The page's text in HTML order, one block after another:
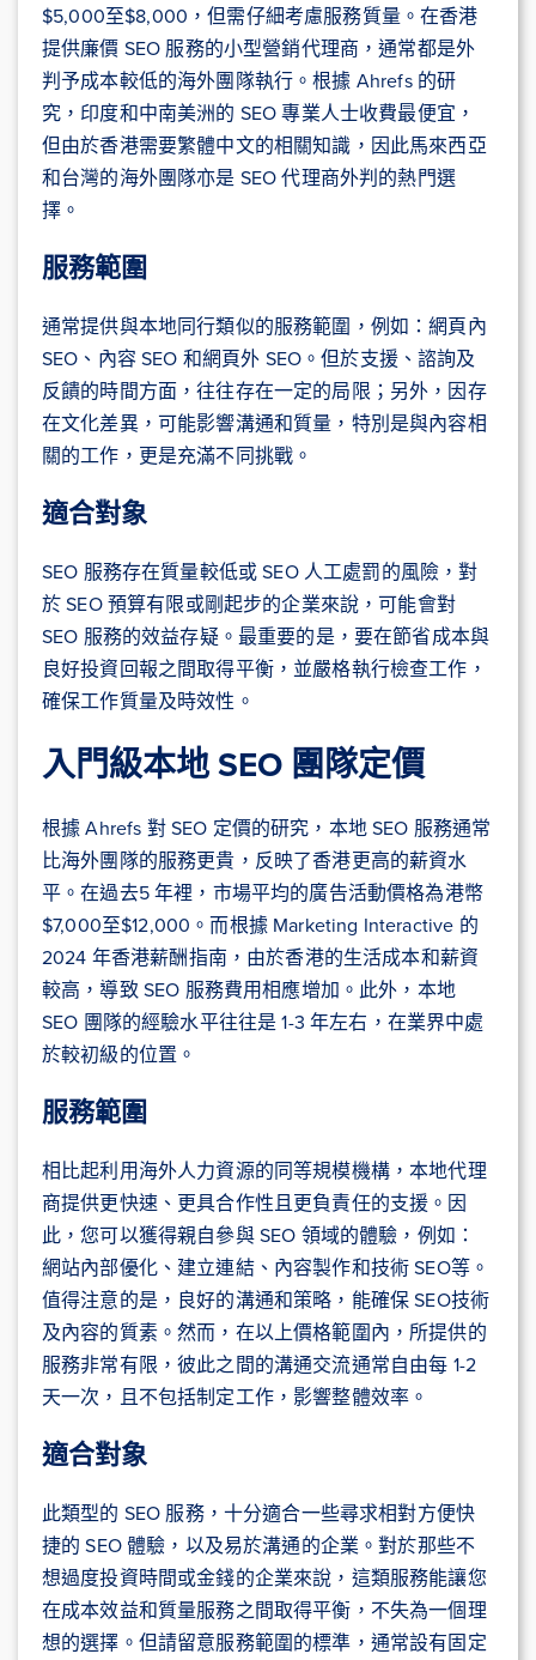
$5,000至$8,000，但需仔細考慮服務質量。在香港
提供廉價 SEO 服務的小型營銷代理商，通常都是外
判予成本較低的海外團隊執行。根據 Ahrefs 的研
究，印度和中南美洲的 SEO 專業人士收費最便宜，
但由於香港需要繁體中文的相關知識，因此馬來西亞
和台灣的海外團隊亦是 SEO 代理商外判的熱門選
擇。
服務範圍
通常提供與本地同行類似的服務範圍，例如：網頁內
SEO、內容 SEO 和網頁外 SEO。但於支援、諮詢及
反饋的時間方面，往往存在一定的局限；另外，因存
在文化差異，可能影響溝通和質量，特別是與內容相
關的工作，更是充滿不同挑戰。
適合對象
SEO 服務存在質量較低或 SEO 人工處罰的風險，對
於 SEO 預算有限或剛起步的企業來說，可能會對
SEO 服務的效益存疑。最重要的是，要在節省成本與
良好投資回報之間取得平衡，並嚴格執行檢查工作，
確保工作質量及時效性。
入門級本地 SEO 團隊定價
根據 Ahrefs 對 SEO 定價的研究，本地 SEO 服務通常
比海外團隊的服務更貴，反映了香港更高的薪資水
平。在過去5 年裡，市場平均的廣告活動價格為港幣
$7,000至$12,000。而根據 Marketing Interactive 的
2024 年香港薪酬指南，由於香港的生活成本和薪資
較高，導致 SEO 服務費用相應增加。此外，本地
SEO 團隊的經驗水平往往是 1-3 年左右，在業界中處
於較初級的位置。
服務範圍
相比起利用海外人力資源的同等規模機構，本地代理
商提供更快速、更具合作性且更負責任的支援。因
此，您可以獲得親自參與 SEO 領域的體驗，例如：
網站內部優化、建立連結、內容製作和技術 SEO等。
值得注意的是，良好的溝通和策略，能確保 SEO技術
及內容的質素。然而，在以上價格範圍內，所提供的
服務非常有限，彼此之間的溝通交流通常自由每 1-2
天一次，且不包括制定工作，影響整體效率。
適合對象
此類型的 SEO 服務，十分適合一些尋求相對方便快
捷的 SEO 體驗，以及易於溝通的企業。對於那些不
想過度投資時間或金錢的企業來說，這類服務能讓您
在成本效益和質量服務之間取得平衡，不失為一個理
想的選擇。但請留意服務範圍的標準，通常設有固定